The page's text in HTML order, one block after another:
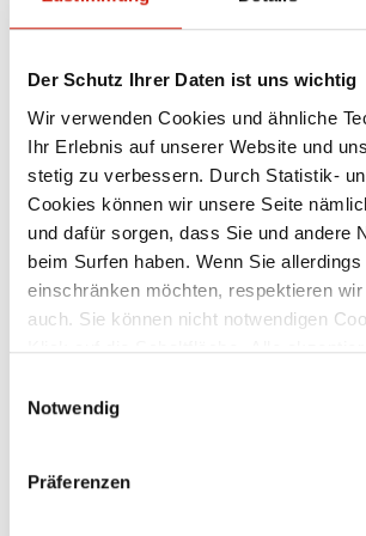
Der Schutz Ihrer Daten ist uns wichtig
Wir verwenden Cookies und ähnliche
Ihr Erlebnis auf unserer Website und
stetig zu verbessern. Durch Statistik-
Cookies können wir unsere Seite
und dafür sorgen, dass Sie und andere
beim Surfen haben. Wenn Sie
einschränken möchten, respektieren
auch. Sie können nicht notwendigen
Klick auf die Schaltfläche „Alle
alle Cookies auswählen.
Notwendig
Präferenzen
Max. negative pressure
Nominal power*
Dimensions (L/B/H)
mm
dB(A)
Max. negative pressure
1,400
Nominal power*
0.55
Dimensions (L/B/H)
mm
400 x 550 x
dB(A)
CONTACT RG